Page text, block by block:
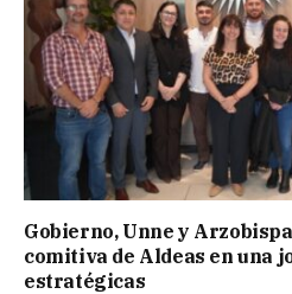
Gobierno, Unne y
comitiva de Aldeas en una
estratégicas